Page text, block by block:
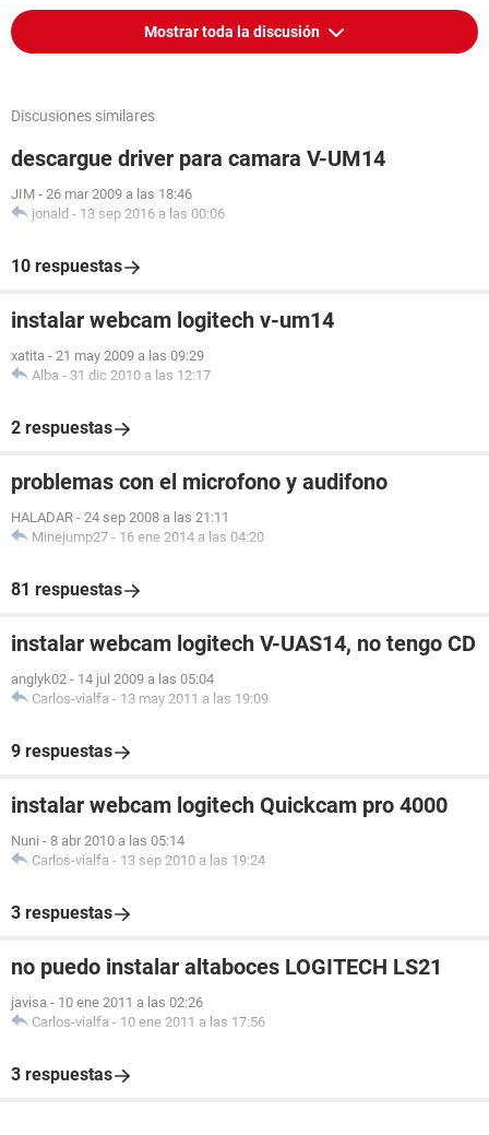
Mostrar toda la discusión
Discusiones similares
descargue driver para camara V-UM14
JIM - 26 mar 2009 a las 18:46
jonald - 13 sep 2016 a las 00:06
10 respuestas
instalar webcam logitech v-um14
xatita - 21 may 2009 a las 09:29
Alba - 31 dic 2010 a las 12:17
2 respuestas
problemas con el microfono y audifono
HALADAR - 24 sep 2008 a las 21:11
Minejump27 - 16 ene 2014 a las 04:20
81 respuestas
instalar webcam logitech V-UAS14, no tengo CD
anglyk02 - 14 jul 2009 a las 05:04
Carlos-vialfa - 13 may 2011 a las 19:09
9 respuestas
instalar webcam logitech Quickcam pro 4000
Nuni - 8 abr 2010 a las 05:14
Carlos-vialfa - 13 sep 2010 a las 19:24
3 respuestas
no puedo instalar altaboces LOGITECH LS21
javisa - 10 ene 2011 a las 02:26
Carlos-vialfa - 10 ene 2011 a las 17:56
3 respuestas